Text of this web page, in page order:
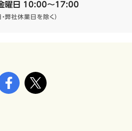
曜日 10:00～17:00
・弊社休業日を除く）